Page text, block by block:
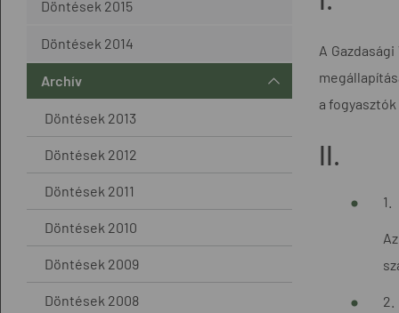
Döntések 2015
Döntések 2014
Archív
Döntések 2013
Döntések 2012
Döntések 2011
Döntések 2010
Döntések 2009
Döntések 2008
A
a
II.
1.
2.